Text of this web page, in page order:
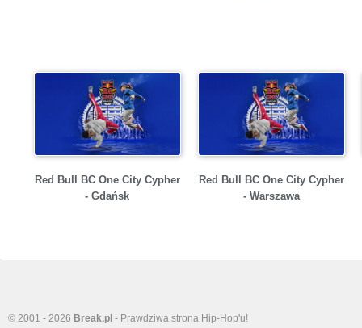
Red Bull BC One City Cypher
- Gdańsk
Red Bull BC One City Cypher
- Warszawa
© 2001 - 2026 Break.pl - Prawdziwa strona Hip-Hop'u!